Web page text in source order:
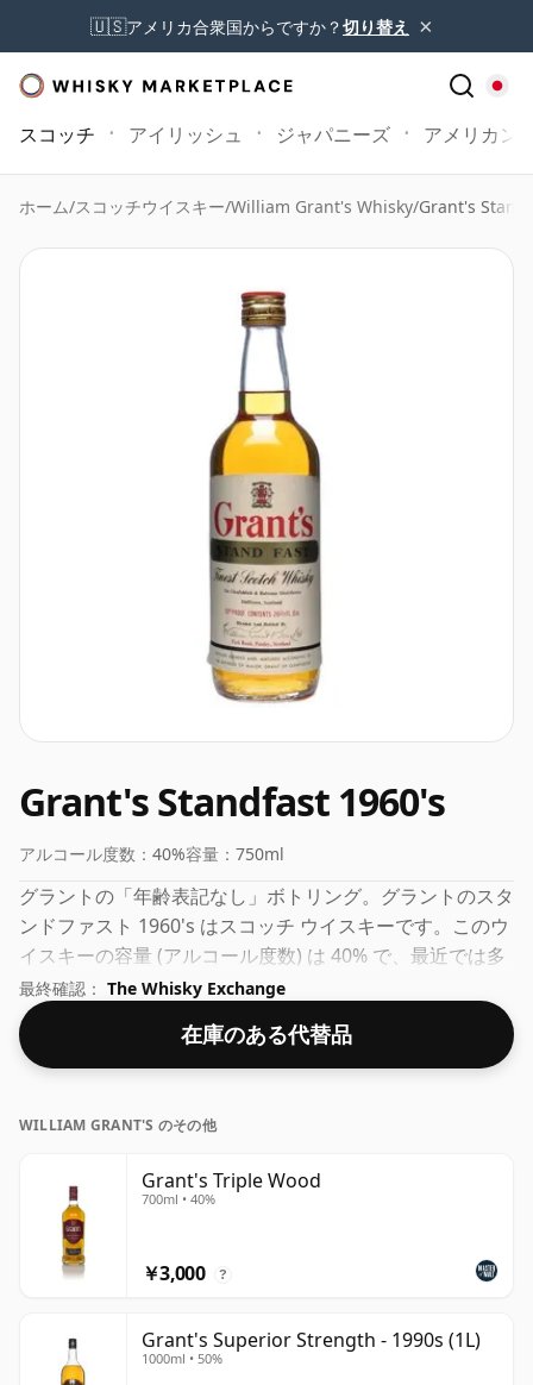
🇺🇸アメリカ合衆国からですか？切り替え ×
スコッチ アイリッシュ ジャパニーズ アメリカン
ホーム/スコッチウイスキー/William Grant's Whisky/Grant's
Grant's Standfast 1960's
アルコール度数： 40%容量： 750ml
グラントの「年齢表記なし」ボトリング。グラントのスタ
ンドファスト 1960's はスコッチ ウイスキーです。このウ
イスキーの容量 (アルコール度数) は 40% で、最近では多
くのシングル モルト ウイスキーがより高い度数で瓶詰め
されていますが、これはブレンデッド スコッチでは一般
的です。ボトルのサイズは75clです。
最終確認： The Whisky Exchange
在庫のある代替品
WILLIAM GRANT'S のその他
Grant's Triple Wood
700ml • 40%
￥3,000 ?
Grant's Superior Strength - 1990s (1L)
1000ml • 50%